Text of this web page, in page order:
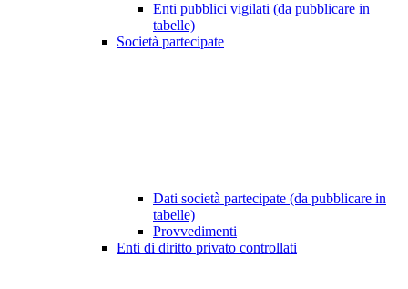
Enti pubblici vigilati (da pubblicare in
tabelle)
Società partecipate
Dati società partecipate (da pubblicare in
tabelle)
Provvedimenti
Enti di diritto privato controllati